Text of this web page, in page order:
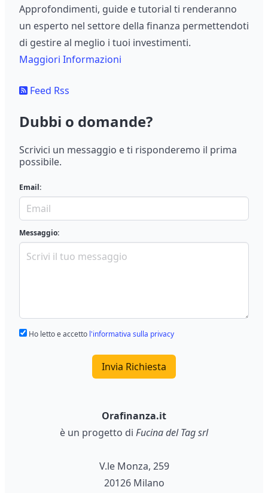
Approfondimenti, guide e tutorial ti renderanno
un esperto nel settore della finanza permettendoti
di gestire al meglio i tuoi investimenti.
Maggiori Informazioni
Feed Rss
Dubbi o domande?
Scrivici un messaggio e ti risponderemo il prima
possibile.
Email:
Messaggio:
Ho letto e accetto l'informativa sulla privacy
Invia Richiesta
Orafinanza.it
è un progetto di Fucina del Tag srl
V.le Monza, 259
20126 Milano